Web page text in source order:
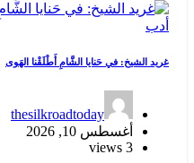
أدب
غريد الشيخ: في حَنايا الشَّامِ أَطْلَقْنا الهَوى
thesilkroadtoday
أغسطس 10, 2026
3 views